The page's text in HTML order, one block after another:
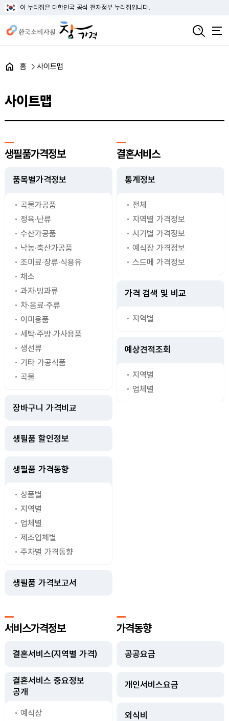
이 누리집은 대한민국 공식 전자정부 누리집입니다.
홈 사이트맵
사이트맵
생필품가격정보
품목별가격정보
곡물가공품
정육·난류
수산가공품
낙농·축산가공품
조미료·장류·식용유
채소
과자·빙과류
차·음료·주류
이미용품
세탁·주방·가사용품
생선류
기타 가공식품
곡물
장바구니 가격비교
생필품 할인정보
생필품 가격동향
상품별
지역별
업체별
제조업체별
주차별 가격동향
생필품 가격보고서
결혼서비스
통계정보
전체
지역별 가격정보
시기별 가격정보
예식장 가격정보
스드메 가격정보
가격 검색 및 비교
지역별
예상견적조회
지역별
업체별
서비스가격정보
결혼서비스(지역별 가격)
결혼서비스 중요정보
공개
예식장
가격동향
공공요금
개인서비스요금
외식비